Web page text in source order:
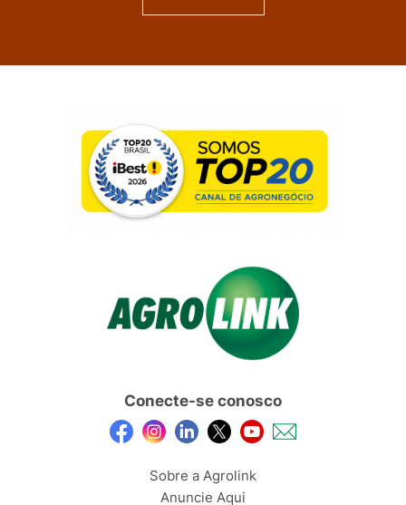
Conecte-se conosco
Sobre a Agrolink
Anuncie Aqui